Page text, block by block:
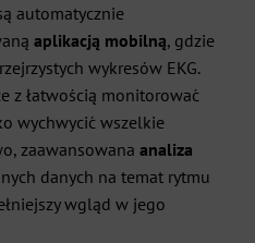
automatycznie
aplikacją mobilną, gdzie
wykresów EKG.
z łatwością monitorować
wychwycić wszelkie
zaawansowana analiza
danych na temat rytmu
wgląd w jego